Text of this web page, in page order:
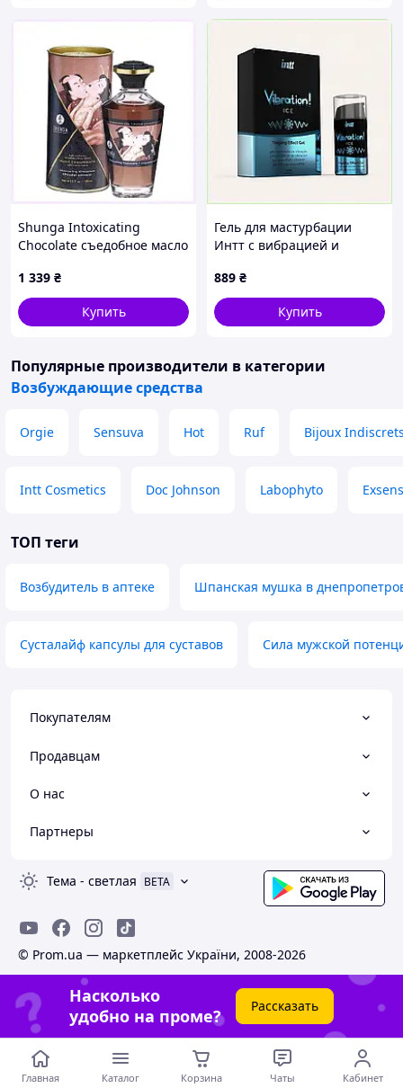
Shunga Intoxicating
Chocolate съедобное масло
1 339 ₴
Купить
Гель для мастурбации
Интт с вибрацией и
889 ₴
Купить
Популярные производители в категории
Возбуждающие средства
Orgie Sensuva Hot Ruf Bijoux
Intt Cosmetics Doc Johnson Labophyto Exsens
ТОП теги
Возбудитель в аптеке Шпанская мушка в
Сусталайф капсулы для суставов Сила мужской
Покупателям
Продавцам
О нас
Партнеры
Тема - светлая BETA
© Prom.ua — маркетплейс України, 2008-2026
Насколько
удобно на проме?
Рассказать
Главная Каталог Корзина Чаты Кабинет